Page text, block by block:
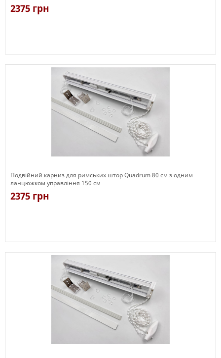
2375 грн
Подвійний карниз для римських штор Quadrum 80 см з одним
ланцюжком управління 150 см
2375 грн